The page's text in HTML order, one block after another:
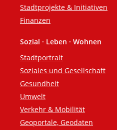
Stadtprojekte & Initiativen
Finanzen
Sozial · Leben · Wohnen
Stadtportrait
Soziales und Gesellschaft
Gesundheit
Umwelt
Verkehr & Mobilität
Geoportale, Geodaten